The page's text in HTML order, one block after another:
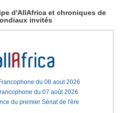
d'AllAfrica et chroniques de
invités
du 08 aout 2026
du 07 août 2026
du premier Sénat de l'ère